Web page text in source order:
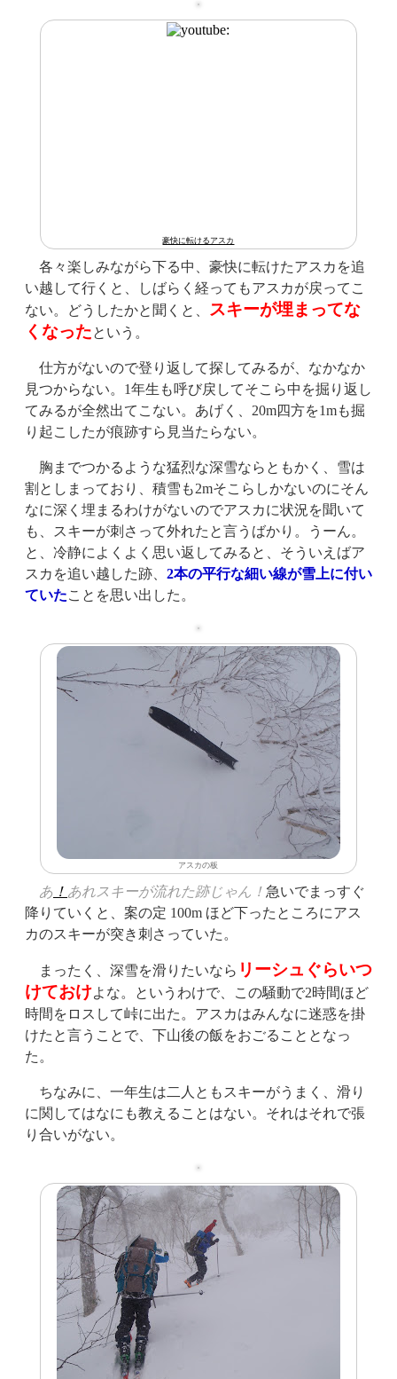
豪快に転けるアスカ
各々楽しみながら下る中、豪快に転けたアスカを追
い越して行くと、しばらく経ってもアスカが戻ってこ
ない。どうしたかと聞くと、
スキーが埋まってな
くなったという。
仕方がないので登り返して探してみるが、なかなか
見つからない。1年生も呼び戻してそこら中を掘り返し
てみるが全然出てこない。あげく、20m四方を1mも掘
り起こしたが痕跡すら見当たらない。
胸までつかるような猛烈な深雪ならともかく、雪は
割としまっており、積雪も2mそこらしかないのにそん
なに深く埋まるわけがないのでアスカに状況を聞いて
も、スキーが刺さって外れたと言うばかり。うーん。
と、冷静によくよく思い返してみると、そういえばア
スカを追い越した跡、 2本の平行な細い線が雪上に付い
ていたことを思い出した。
アスカの板
あ ！ あれスキーが流れた跡じゃん！ 急いでまっすぐ
降りていくと、案の定 100m ほど下ったところにアス
カのスキーが突き刺さっていた。
まったく、深雪を滑りたいなら リーシュぐらいつ
けておけよな。というわけで、この騒動で2時間ほど
時間をロスして峠に出た。アスカはみんなに迷惑を掛
けたと言うことで、下山後の飯をおごることとなっ
た。
ちなみに、一年生は二人ともスキーがうまく、滑り
に関してはなにも教えることはない。それはそれで張
り合いがない。